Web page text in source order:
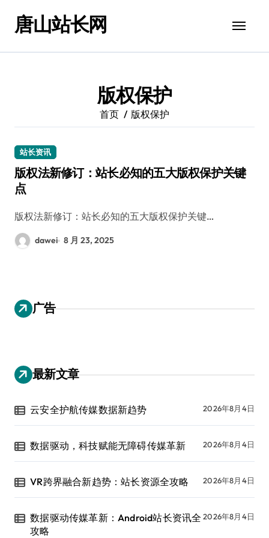
唐山站长网
版权保护
首页 版权保护
站长资讯
版权法新修订：站长必知的五大版权保护关键
点
版权法新修订：站长必知的五大版权保护关键…
dawei 8 月 23, 2025
广告
最新文章
云安全护航传媒数据新趋势 2026年8月4日
数据驱动，科技赋能无障碍传媒革新 2026年8月4日
VR跨界融合新趋势：站长资源全攻略 2026年8月4日
数据驱动传媒革新：Android站长资讯全
攻略
2026年8月4日